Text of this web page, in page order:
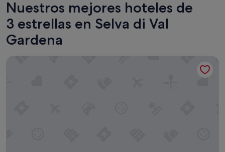
Nuestros mejores hoteles de
3 estrellas en Selva di Val
Gardena